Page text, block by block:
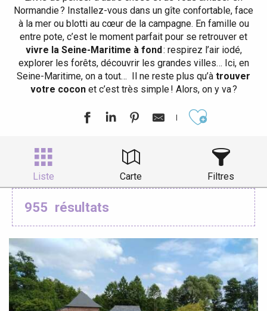
Normandie ? Installez-vous dans un gîte confortable, face
à la mer ou blotti au cœur de la campagne. En famille ou
entre pote, c’est le moment parfait pour se retrouver et
vivre la Seine-Maritime à fond: respirez l’air iodé,
explorer les forêts, découvrir les grandes villes… Ici, en
Seine-Maritime, on a tout… Il ne reste plus qu’à trouver
votre coconet c’est très simple ! Alors, on y va ?
Liste Carte Filtres
955 résultats